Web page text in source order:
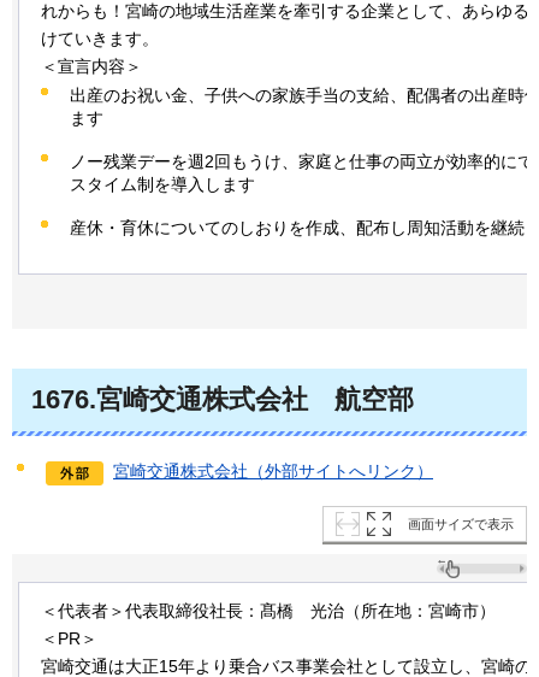
れからも！宮崎の地域生活産業を牽引する企業として、あらゆる
けていきます。
＜宣言内容＞
出産のお祝い金、子供への家族手当の支給、配偶者の出産時
ます
ノー残業デーを週2回もうけ、家庭と仕事の両立が効率的に
スタイム制を導入します
産休・育休についてのしおりを作成、配布し周知活動を継続
1676.宮崎交通株式会社 航空部
宮崎交通株式会社（外部サイトへリンク）
画面サイズで表示
＜代表者＞代表取締役社長：髙橋 光治 （所在地：宮崎市）
＜PR＞
宮崎交通は大正15年より乗合バス事業会社として設立し、宮崎の